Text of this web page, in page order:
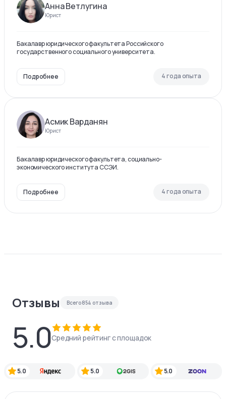
Анна Ветлугина
Юрист
Бакалавр юридического факультета Российского
государственного социального университета.
Подробнее 4 года опыта
Асмик Варданян
Юрист
Бакалавр юридического факультета, социально-
экономического института ССЭИ.
Подробнее 4 года опыта
Отзывы Всего854 отзыва
5.0Средний рейтинг с площадок
5.0 5.0 5.0